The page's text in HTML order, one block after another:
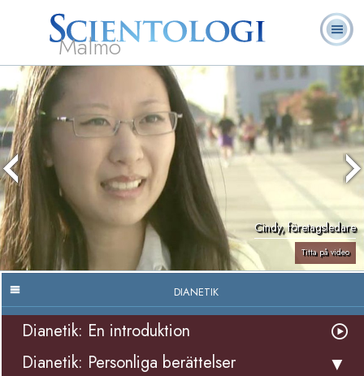
Malmö
Om
oss
L. Ron
Hubbard
Vad är
Scientologi?
Ofta ställda
Böcker
Cindy, företagsledare
Titta på video
DIANETIK
Dianetik: En introduktion
Dianetik: Personliga berättelser